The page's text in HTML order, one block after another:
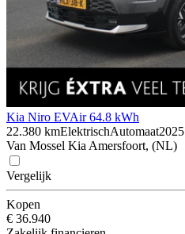
Kia Niro EVAir 64.8 kWh
22.380 kmElektrischAutomaat2025
Van Mossel Kia Amersfoort, (NL)
Vergelijk
Kopen
€ 36.940